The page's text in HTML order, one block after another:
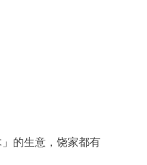
的生意，饶家都有